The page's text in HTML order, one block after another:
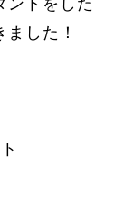
ントをした
した！